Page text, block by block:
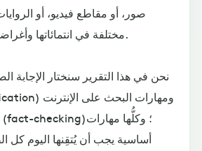
صور، أو مقاطع فيديو، أو
مختلفة في انتمائاتها وأغراضها تسويقها للجمهور.
نحن في هذا التقرير سنختار الإجابة
أساسية يجب أن يُتقِنها اليوم كل